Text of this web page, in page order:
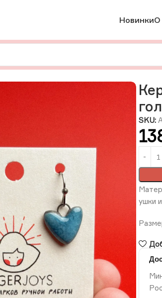
НовинкиО
Керамические серьги в форме
SKU:
ушки